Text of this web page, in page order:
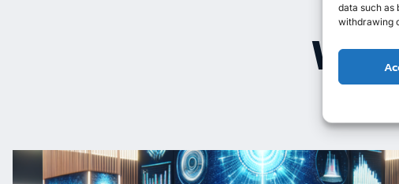
data such as
withdrawing